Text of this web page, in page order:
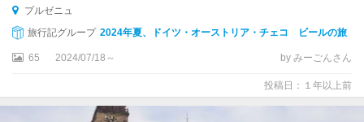
プルゼニュ
旅行記グループ 2024年夏、ドイツ・オーストリア・チェコ ビールの旅
65 2024/07/18～ by みーごんさん
投稿日：１年以上前